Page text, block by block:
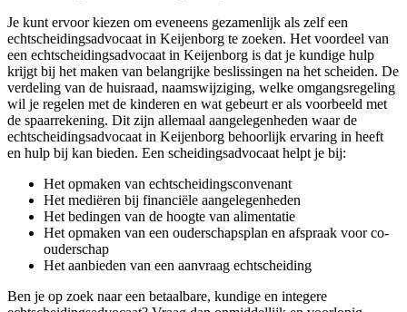
Je kunt ervoor kiezen om eveneens gezamenlijk als zelf een
echtscheidingsadvocaat in Keijenborg te zoeken. Het voordeel van
een echtscheidingsadvocaat in Keijenborg is dat je kundige hulp
krijgt bij het maken van belangrijke beslissingen na het scheiden. De
verdeling van de huisraad, naamswijziging, welke omgangsregeling
wil je regelen met de kinderen en wat gebeurt er als voorbeeld met
de spaarrekening. Dit zijn allemaal aangelegenheden waar de
echtscheidingsadvocaat in Keijenborg behoorlijk ervaring in heeft
en hulp bij kan bieden. Een scheidingsadvocaat helpt je bij:
Het opmaken van echtscheidingsconvenant
Het mediëren bij financiële aangelegenheden
Het bedingen van de hoogte van alimentatie
Het opmaken van een ouderschapsplan en afspraak voor co-
ouderschap
Het aanbieden van een aanvraag echtscheiding
Ben je op zoek naar een betaalbare, kundige en integere